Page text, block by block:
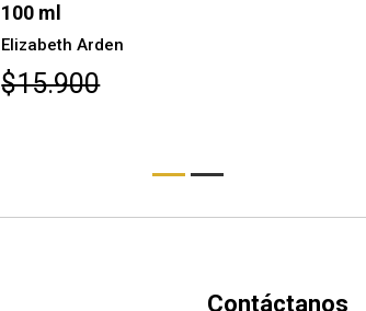
100 ml
Elizabeth Arden
$15.900
Contáctanos